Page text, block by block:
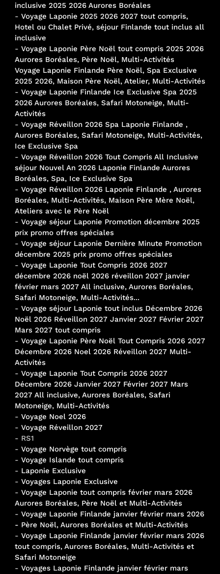
inclusive 2025 2026 Aurores Boréales
- Voyage Laponie 2025 2026 2027 tout compris,
Hotel ou Chalet Privé, séjour Finlande tout inclus all
inclusive
- Voyage Laponie Père Noël tout compris 2025 2026
Aurores Boréales, Père Noël, Multi-Activités
Voyage Laponie Finlande Père Noël, Spa Exclusive
2025 2026, Maison Père Noël, Atelier, Multi-Activités
- Voyage Laponie Finlande Ice Exclusive Spa 2025
2026 Aurores Boréales, Safari Motoneige, Multi-
Activités
- Voyage Réveillon 2026 Spa Laponie Finlande ,
Aurores Boréales, Safari Motoneige, Multi-Activités,
Ice Exclusive Spa
- Voyage Réveillon 2026 Tout Compris All Inclusive
séjour Nouvel An 2026 Laponie Finlande Aurores
Boréales, Spa, Ice Exclusive Spa
- Voyage Réveillon 2026 Laponie Finlande , Aurores
Boréales, Multi-Activités, Maison Père Mère Noël,
Ateliers avec le Père Noël
- Voyage séjour Laponie Promotion décembre 2025
prix promo offres spéciales
- Voyage séjour Laponie Dernière Minute Promotion
décembre 2025 prix promo offres spéciales
- Voyage Laponie Tout Compris 2026 2027
décembre 2026 noël 2026 réveillon 2027 janvier
février mars 2027 All inclusive, Aurores Boréales,
Safari Motoneige, Multi-Activités...
- Voyage séjour Laponie tout inclus Décembre 2026
Noël 2026 Réveillon 2027 Janvier 2027 Février 2027
Mars 2027 tout compris
- Voyage Laponie Père Noël Tout Compris 2026 2027
Décembre 2026 Noel 2026 Réveillon 2027 Multi-
Activités
- Voyage Laponie Tout Compris 2026 2027
Décembre 2026 Janvier 2027 Février 2027 Mars
2027 All inclusive, Aurores Boréales, Safari
Motoneige, Multi-Activités
- Voyage Noel 2026
- Voyage Réveillon 2027
- RS1
- Voyage Norvège tout compris
- Voyage Islande tout compris
- Laponie Exclusive
- Voyages Laponie Exclusive
- Voyage Laponie tout compris février mars 2026
Aurores Boréales, Père Noël et Multi-Activités
- Voyage Laponie Finlande janvier février mars 2026
- Père Noël, Aurores Boréales et Multi-Activités
- Voyage Laponie Finlande janvier février mars 2026
tout compris, Aurores Boréales, Multi-Activités et
Safari Motoneige
- Voyages Laponie Finlande janvier février mars